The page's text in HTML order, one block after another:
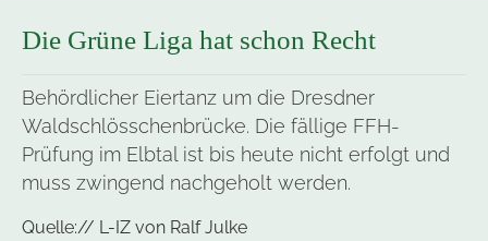
Die Grüne Liga hat schon Recht
Behördlicher Eiertanz um die Dresdner
Waldschlösschenbrücke. Die fällige FFH-
Prüfung im Elbtal ist bis heute nicht erfolgt und
muss zwingend nachgeholt werden.
Quelle:// L-IZ von Ralf Julke